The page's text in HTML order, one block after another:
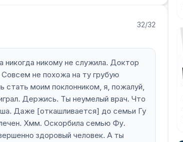
32/32
никому не служила. Доктор
не похожа на ту грубую
стать моим поклонником, я, пожалуй,
Держись. Ты неумелый врач. Что
Даже [откашливается] до семьи Гу
Хмм. Оскорбила семью Фу.
здоровый человек. А ты